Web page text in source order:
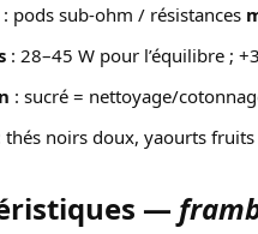
: pods sub-ohm / résistances
: 28–45 W pour l’équilibre ;
: sucré = nettoyage/
thés noirs doux, yaourts
—